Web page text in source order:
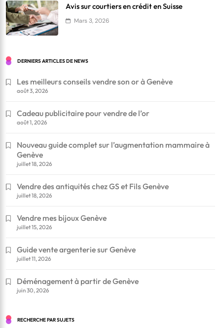
Avis sur courtiers en crédit en Suisse
Mars 3, 2026
DERNIERS ARTICLES DE NEWS
Les meilleurs conseils vendre son or à Genève
août 3, 2026
Cadeau publicitaire pour vendre de l’or
août 1, 2026
Nouveau guide complet sur l’augmentation mammaire à
Genève
juillet 18, 2026
Vendre des antiquités chez GS et Fils Genève
juillet 18, 2026
Vendre mes bijoux Genève
juillet 15, 2026
Guide vente argenterie sur Genève
juillet 11, 2026
Déménagement à partir de Genève
juin 30, 2026
RECHERCHE PAR SUJETS